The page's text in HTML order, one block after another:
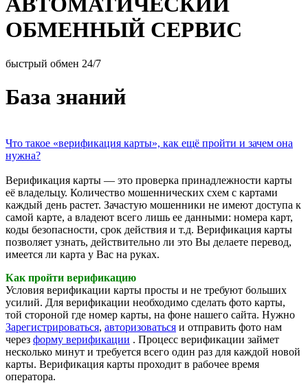
ОБМЕННЫЙ СЕРВИС
быстрый обмен 24/7
База знаний
Что такое «верификация карты», как ещё пройти и зачем она
нужна?
Верификация карты — это проверка принадлежности карты
её владельцу. Количество мошеннических схем с картами
каждый день растет. Зачастую мошенники не имеют доступа к
самой карте, а владеют всего лишь ее данными: номера карт,
коды безопасности, срок действия и т.д. Верификация карты
позволяет узнать, действительно ли это Вы делаете перевод,
имеется ли карта у Вас на руках.
Как пройти верификацию
Условия верификации карты просты и не требуют больших
усилий. Для верификации необходимо сделать фото карты,
той стороной где номер карты, на фоне нашего сайта. Нужно
Зарегистрироваться, авторизоваться и отправить фото нам
через форму верификации . Процесс верификации займет
несколько минут и требуется всего один раз для каждой новой
карты. Верификация карты проходит в рабочее время
оператора.